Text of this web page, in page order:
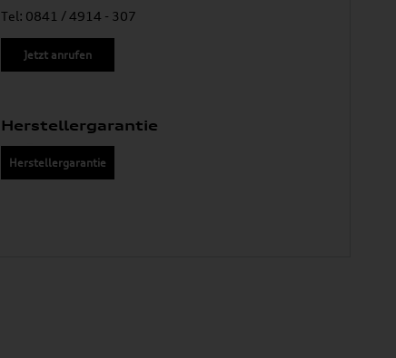
Tel: 0841 / 4914 - 307
Jetzt anrufen
Herstellergarantie
Herstellergarantie